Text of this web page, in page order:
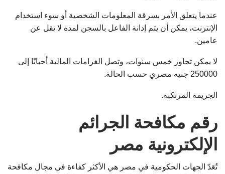
عندما يتعلق الأمر بسرقة المعلومات الشخصية أو سوء استخدام
الإنترنت، يمكن أن يتم إدانة الفاعل بالسجن لمدة لا تقل عن
عامين.
لا يمكن تجاوز خمس سنوات، وتصل الغرامات المالية أحيانًا إلى
250000 جنيه مصري حسب الحالة.
الجريمة المرتكبة.
رقم مكافحة الجرائم
الإلكترونية مصر
تُعَدّ الجهات الحكومية في مصر هي الأكثر كفاءة في مجال مكافحة